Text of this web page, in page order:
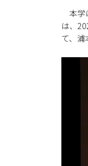
本学
は、
て、浦